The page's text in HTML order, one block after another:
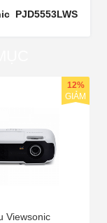
PJD5553LWS
Viewsonic
12%
GIẢM